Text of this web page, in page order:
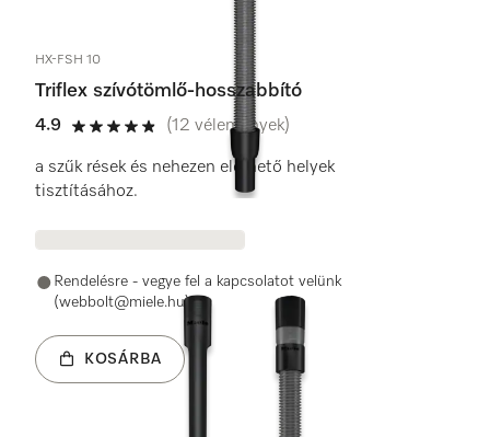
HX-FSH 10
Triflex szívótömlő-hosszabbító
4.9
4.9 / 5
(12 vélemények)
a szűk rések és nehezen elérhető helyek
tisztításához.
Rendelésre - vegye fel a kapcsolatot velünk
(webbolt@miele.hu)
KOSÁRBA